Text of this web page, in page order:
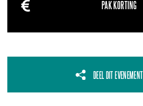
PAK KORTING
DEEL DIT EVENEMENT